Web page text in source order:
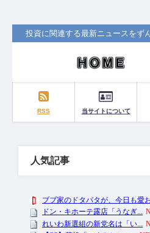
投資に関連する最新ニュースをず
RSS 当サイトについて
人気記事